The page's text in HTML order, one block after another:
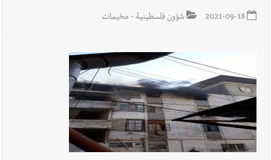
2021-09-18 شؤون فلسطينية - مخيمات